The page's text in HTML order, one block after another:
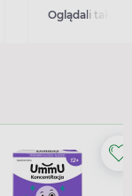
Oglądali także